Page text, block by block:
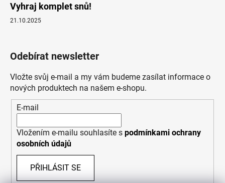
Vyhraj komplet snů!
21.10.2025
Odebírat newsletter
Vložte svůj e-mail a my vám budeme zasílat informace o
nových produktech na našem e-shopu.
E-mail
Vložením e-mailu souhlasíte s podmínkami ochrany
osobních údajů
PŘIHLÁSIT SE